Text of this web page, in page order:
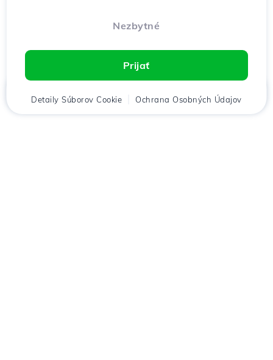
Nezbytné
Prijať
Detaily Súborov Cookie Ochrana Osobných Údajov
Domov Klient Košík Chat Menu